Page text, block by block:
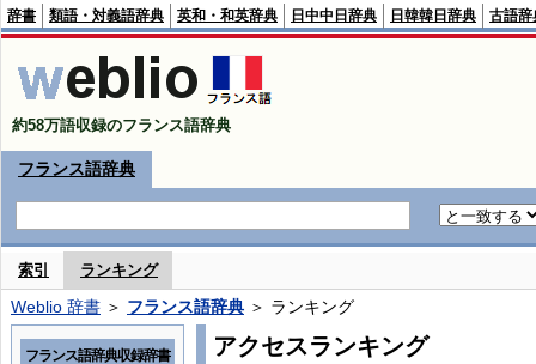
辞書 類語・対義語辞典 英和・和英辞典 日中中日辞典 日韓韓日辞典 古語辞
約58万語収録のフランス語辞典
フランス語辞典
索引 ランキング
Weblio 辞書 ＞ フランス語辞典 ＞ ランキング
アクセスランキング
フランス語辞典収録辞書